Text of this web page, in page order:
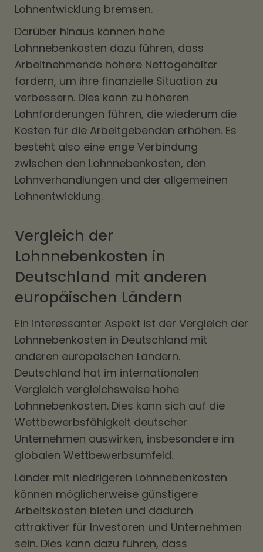
Lohnentwicklung bremsen.
Darüber hinaus können hohe
Lohnnebenkosten dazu führen, dass
Arbeitnehmende höhere Nettogehälter
fordern, um ihre finanzielle Situation zu
verbessern. Dies kann zu höheren
Lohnforderungen führen, die wiederum die
Kosten für die Arbeitgebenden erhöhen. Es
besteht also eine enge Verbindung
zwischen den Lohnnebenkosten, den
Lohnverhandlungen und der allgemeinen
Lohnentwicklung.
Vergleich der
Lohnnebenkosten in
Deutschland mit anderen
europäischen Ländern
Ein interessanter Aspekt ist der Vergleich der
Lohnnebenkosten in Deutschland mit
anderen europäischen Ländern.
Deutschland hat im internationalen
Vergleich vergleichsweise hohe
Lohnnebenkosten. Dies kann sich auf die
Wettbewerbsfähigkeit deutscher
Unternehmen auswirken, insbesondere im
globalen Wettbewerbsumfeld.
Länder mit niedrigeren Lohnnebenkosten
können möglicherweise günstigere
Arbeitskosten bieten und dadurch
attraktiver für Investoren und Unternehmen
sein. Dies kann dazu führen, dass